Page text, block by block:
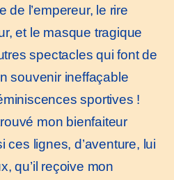
de l’empereur, le rire
et le masque tragique
spectacles qui font de
souvenir ineffaçable
sportives !
mon bienfaiteur
ces lignes, d’aventure, lui
qu’il reçoive mon